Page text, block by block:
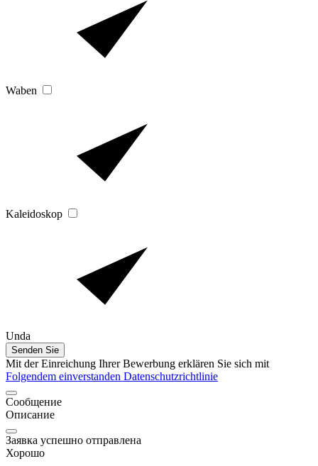
Waben
Kaleidoskop
Unda
Senden Sie
Mit der Einreichung Ihrer Bewerbung erklären Sie sich mit
Folgendem einverstanden Datenschutzrichtlinie
Сообщение
Описание
Заявка успешно отправлена
Хорошо